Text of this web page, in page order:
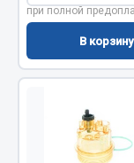
Camozzi
Адаптеры и
Тройники
Трубки, муфты,
при полной
В корзину